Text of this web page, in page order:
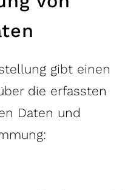
gibt einen
die erfassten
Daten und